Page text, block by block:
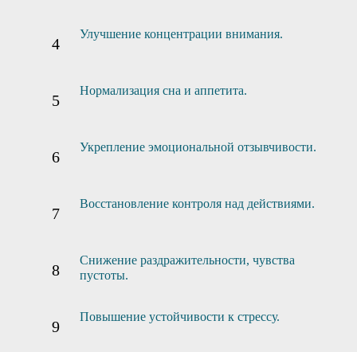
Улучшение концентрации внимания.
Нормализация сна и аппетита.
Укрепление эмоциональной отзывчивости.
Восстановление контроля над действиями.
Снижение раздражительности, чувства
пустоты.
Повышение устойчивости к стрессу.